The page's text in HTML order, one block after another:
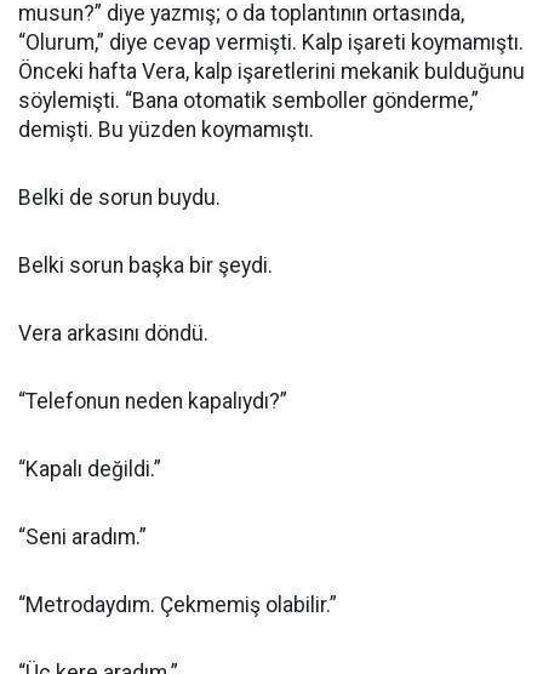
musun?” diye yazmış; o da toplantının ortasında,
“Olurum,” diye cevap vermişti. Kalp işareti koymamıştı.
Önceki hafta Vera, kalp işaretlerini mekanik bulduğunu
söylemişti. “Bana otomatik semboller gönderme,”
demişti. Bu yüzden koymamıştı.
Belki de sorun buydu.
Belki sorun başka bir şeydi.
Vera arkasını döndü.
“Telefonun neden kapalıydı?”
“Kapalı değildi.”
“Seni aradım.”
“Metrodaydım. Çekmemiş olabilir.”